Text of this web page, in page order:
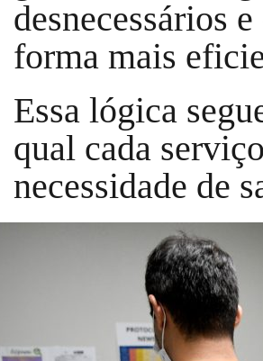
desnecessários
forma mais
Essa lógica
qual cada
necessidade de